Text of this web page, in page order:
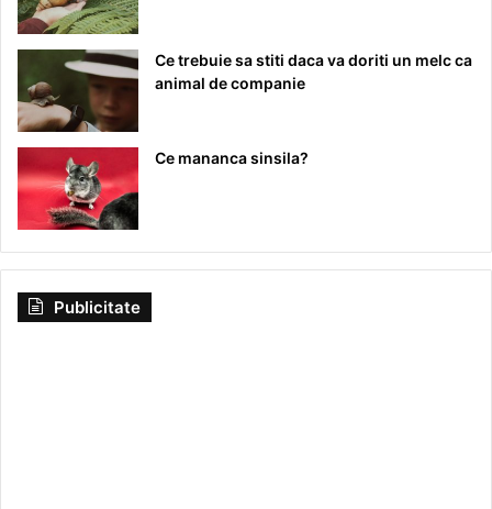
Ce trebuie sa stiti daca va doriti un melc ca
animal de companie
Ce mananca sinsila?
Publicitate